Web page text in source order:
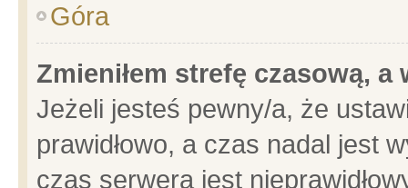
Góra
Zmieniłem strefę czasową,
Jeżeli jesteś pewny/a, że
prawidłowo, a czas nadal jest
czas serwera jest